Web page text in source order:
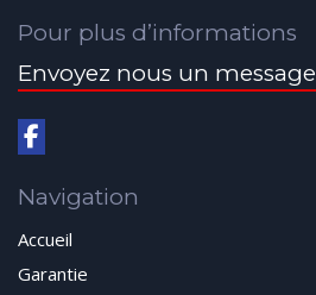
Pour plus d’informations
Envoyez nous un message
Navigation
Accueil
Garantie